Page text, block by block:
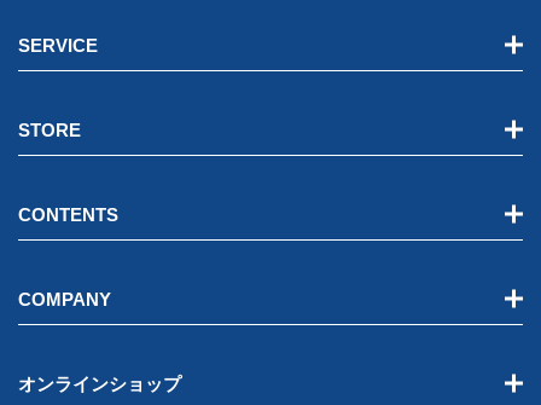
SERVICE
STORE
CONTENTS
COMPANY
オンラインショップ